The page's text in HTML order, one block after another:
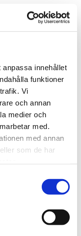
innehållet
funktioner
Vi
och annan
medier och
med.
med annan
som de har